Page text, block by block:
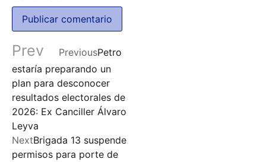
Prev PreviousPetro
estaría preparando un
plan para desconocer
resultados electorales de
2026: Ex Canciller Álvaro
Leyva
NextBrigada 13 suspende
permisos para porte de